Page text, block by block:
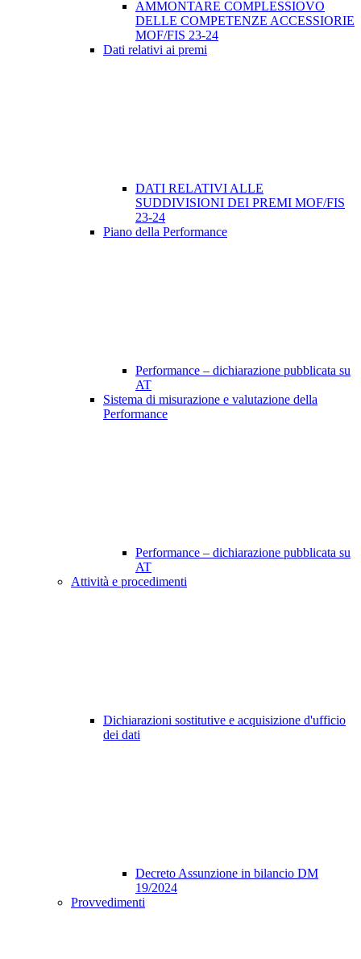
AMMONTARE COMPLESSIOVO
DELLE COMPETENZE ACCESSIORIE
MOF/FIS 23-24
Dati relativi ai premi
DATI RELATIVI ALLE
SUDDIVISIONI DEI PREMI MOF/FIS
23-24
Piano della Performance
Performance – dichiarazione pubblicata su
AT
Sistema di misurazione e valutazione della
Performance
Performance – dichiarazione pubblicata su
AT
Attività e procedimenti
Dichiarazioni sostitutive e acquisizione d'ufficio
dei dati
Decreto Assunzione in bilancio DM
19/2024
Provvedimenti